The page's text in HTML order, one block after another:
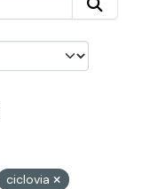
ciclovia